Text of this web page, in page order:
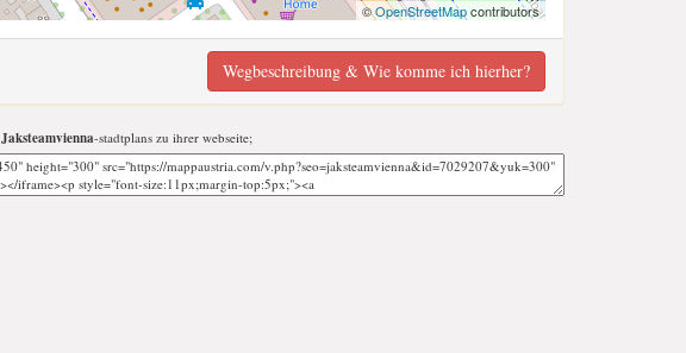
©OpenStreetMapcontributors
Wegbeschreibung & Wie komme ich hierher?
Jaksteamvienna-stadtplans zu ihrer webseite;